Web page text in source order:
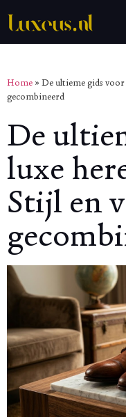
Home » De ultieme gids voor
gecombineerd
De
luxe
Stijl en